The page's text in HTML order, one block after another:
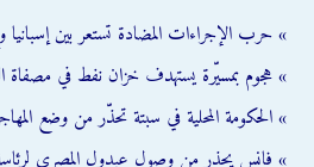
» حرب الإجراءات المضادة تستعر بين إسبانيا
» هجوم بمسيّرة يستهدف خزان نفط في مصفاة
» الحكومة المحلية في سبتة تحذّر من وضع
» فانس يحذر من وصول عبدول المصري